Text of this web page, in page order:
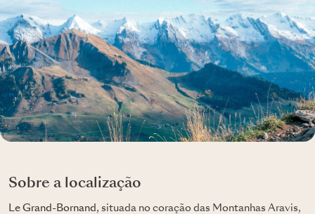
Sobre a localização
Le Grand-Bornand , situada no coração das Montanhas Aravis,